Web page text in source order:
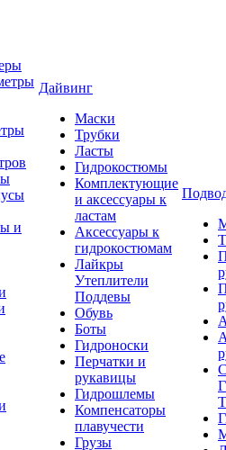
и
Дайвинг
Маски
Трубки
Ласты
Гидрокостюмы
Комплектующие
и аксессуары к
ластам
Аксессуары к
гидрокостюмам
Лайкры
Утеплители
Поддевы
Обувь
Боты
Гидроноски
Перчатки и
рукавицы
Гидрошлемы
Компенсаторы
плавучести
Грузы